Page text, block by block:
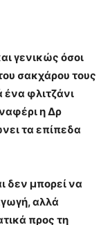
γενικώς όσοι
σακχάρου τους
φλιτζάνι
η Δρ
τα επίπεδα
δεν μπορεί να
αλλά
προς τη